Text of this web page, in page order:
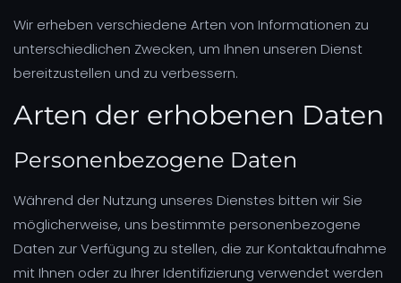
Wir erheben verschiedene Arten von Informationen zu
unterschiedlichen Zwecken, um Ihnen unseren Dienst
bereitzustellen und zu verbessern.
Arten der erhobenen Daten
Personenbezogene Daten
Während der Nutzung unseres Dienstes bitten wir Sie
möglicherweise, uns bestimmte personenbezogene
Daten zur Verfügung zu stellen, die zur Kontaktaufnahme
mit Ihnen oder zu Ihrer Identifizierung verwendet werden